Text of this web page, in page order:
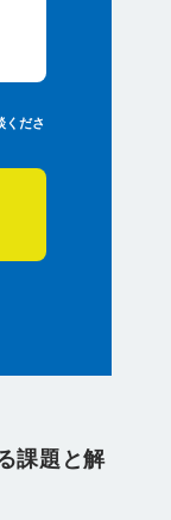
くださ
課題と解